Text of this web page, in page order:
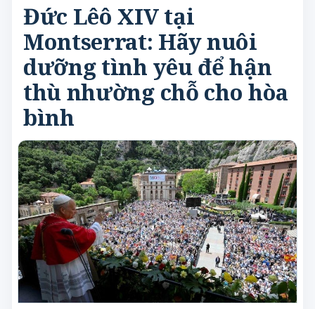
Đức Lêô XIV tại
Montserrat: Hãy nuôi
dưỡng tình yêu để hận
thù nhường chỗ cho hòa
bình